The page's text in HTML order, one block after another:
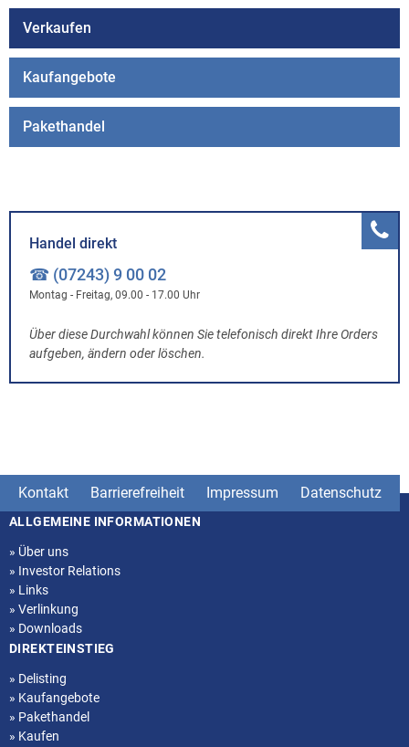
Verkaufen
Kaufangebote
Pakethandel
Handel direkt
☎ (07243) 9 00 02
Montag - Freitag, 09.00 - 17.00 Uhr
Über diese Durchwahl können Sie telefonisch direkt Ihre Orders
aufgeben, ändern oder löschen.
Kontakt Barrierefreiheit Impressum Datenschutz
Seitenstruktur
ALLGEMEINE INFORMATIONEN
» Über uns
» Investor Relations
» Links
» Verlinkung
» Downloads
DIREKTEINSTIEG
» Delisting
» Kaufangebote
» Pakethandel
» Kaufen